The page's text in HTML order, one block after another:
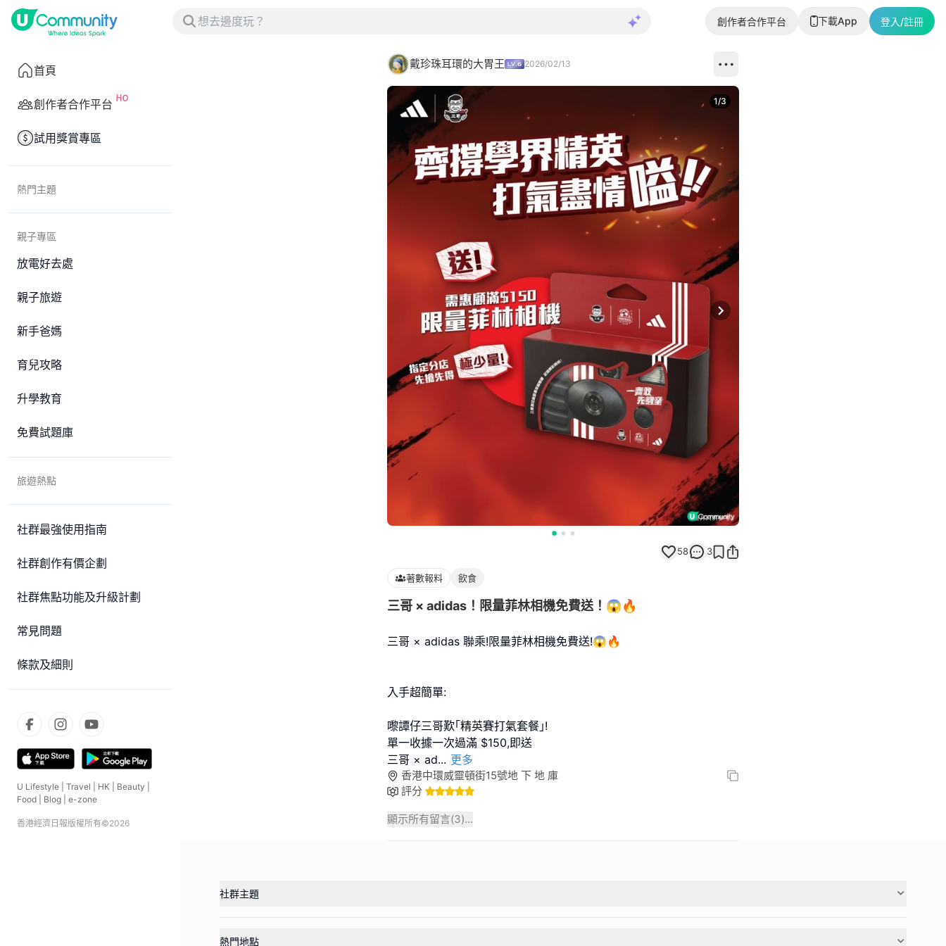
創作者合作平台 下載App 登入/註冊
首頁
創作者合作平台
試用獎賞專區
熱門主題
親子專區
放電好去處
親子旅遊
新手爸媽
育兒攻略
升學教育
免費試題庫
旅遊熱點
社群最強使用指南
社群創作有價企劃
社群焦點功能及升級計劃
常見問題
條款及細則
U Lifestyle Travel HK Beauty
Food
Blog e-zone
香港經濟日報版權所有©2026
戴珍珠耳環的大胃王 2026/02/13
Next slide
1/3
58 3
著數報料 飲食
三哥 × adidas！限量菲林相機免費送！😱🔥
三哥 × adidas 聯乘!限量菲林相機免費送!😱🔥
入手超簡單:
嚟譚仔三哥歎｢精英賽打氣套餐｣!
單一收據一次過滿 $150,即送
三哥 × ad... 更多
香港中環威靈頓街15號地 下 地 庫
評分
顯示所有留言(3)...
社群主題
熱門地點